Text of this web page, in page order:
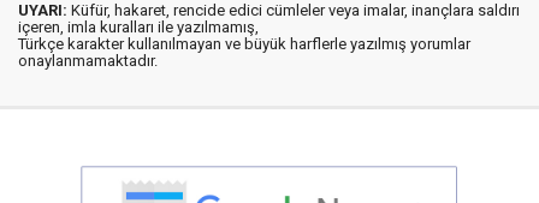
UYARI: Küfür, hakaret, rencide edici cümleler veya imalar, inançlara saldırı
içeren, imla kuralları ile yazılmamış,
Türkçe karakter kullanılmayan ve büyük harflerle yazılmış yorumlar
onaylanmamaktadır.